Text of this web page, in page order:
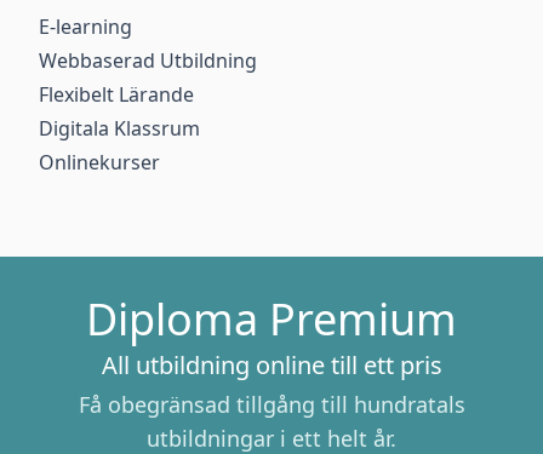
E-learning
Webbaserad Utbildning
Flexibelt Lärande
Digitala Klassrum
Onlinekurser
Diploma Premium
All utbildning online till ett pris
Få obegränsad tillgång till hundratals
utbildningar i ett helt år.